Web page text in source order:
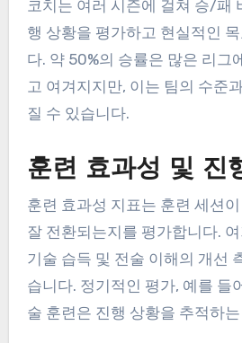
코치는 여러 시즌에 걸쳐 승/패
행 상황을 평가하고 현실적인
다. 약 50%의 승률은 많은 리그
고 여겨지지만, 이는 팀의 수준
질 수 있습니다.
훈련 효과성 및 진
훈련 효과성 지표는 훈련 세션
잘 전환되는지를 평가합니다.
기술 습득 및 전술 이해의 개선
습니다. 정기적인 평가, 예를 들
술 훈련은 진행 상황을 추적하